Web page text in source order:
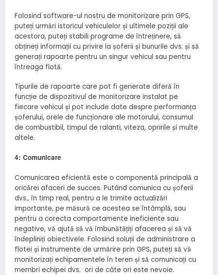
Folosind software-ul nostru de monitorizare prin GPS,
puteți urmări istoricul vehiculelor și ultimele poziții ale
acestora, puteți stabili programe de întreținere, să
obțineți informații cu privire la șoferii și bunurile dvs. și să
generați rapoarte pentru un singur vehicul sau pentru
întreaga flotă.
Tipurile de rapoarte care pot fi generate diferă în
funcție de dispozitivul de monitorizare instalat pe
fiecare vehicul și pot include date despre performanța
șoferului, orele de funcționare ale motorului, consumul
de combustibil, timpul de ralanti, viteza, opririle și multe
altele.
4: Comunicare
Comunicarea eficientă este o componentă principală a
oricărei afaceri de succes. Putând comunica cu șoferii
dvs., în timp real, pentru a le trimite actualizări
importante, pe măsură ce acestea se întâmplă, sau
pentru a corecta comportamente ineficiente sau
negative, vă ajută să vă îmbunătățiți afacerea și să vă
îndepliniți obiectivele. Folosind soluții de administrare a
flotei și instrumente de urmărire prin GPS, puteți să vă
monitorizați echipamentele în teren și să comunicați cu
membri echipei dvs. ori de câte ori este nevoie.